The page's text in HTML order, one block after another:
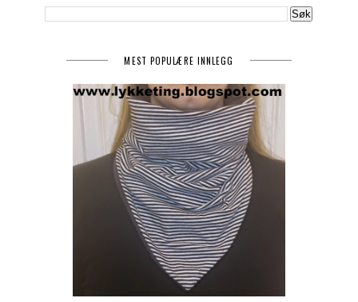
MEST POPULÆRE INNLEGG